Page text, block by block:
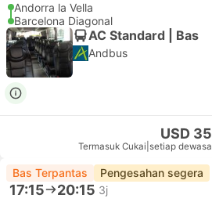
Andorra la Vella
Barcelona Diagonal
AC Standard | Bas
Andbus
USD 35
Termasuk Cukai setiap dewasa
Bas Terpantas Pengesahan segera
17:15 20:15 3j